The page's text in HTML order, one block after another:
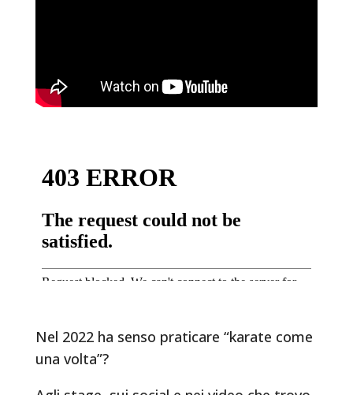
Nel 2022 ha senso praticare “karate come
una volta”?